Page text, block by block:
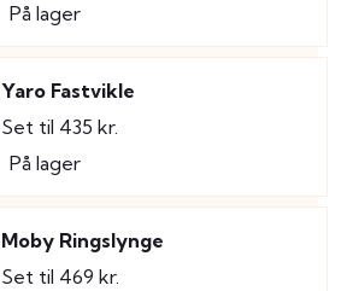
På lager
Yaro Fastvikle
Set til 435 kr.
På lager
Moby Ringslynge
Set til 469 kr.